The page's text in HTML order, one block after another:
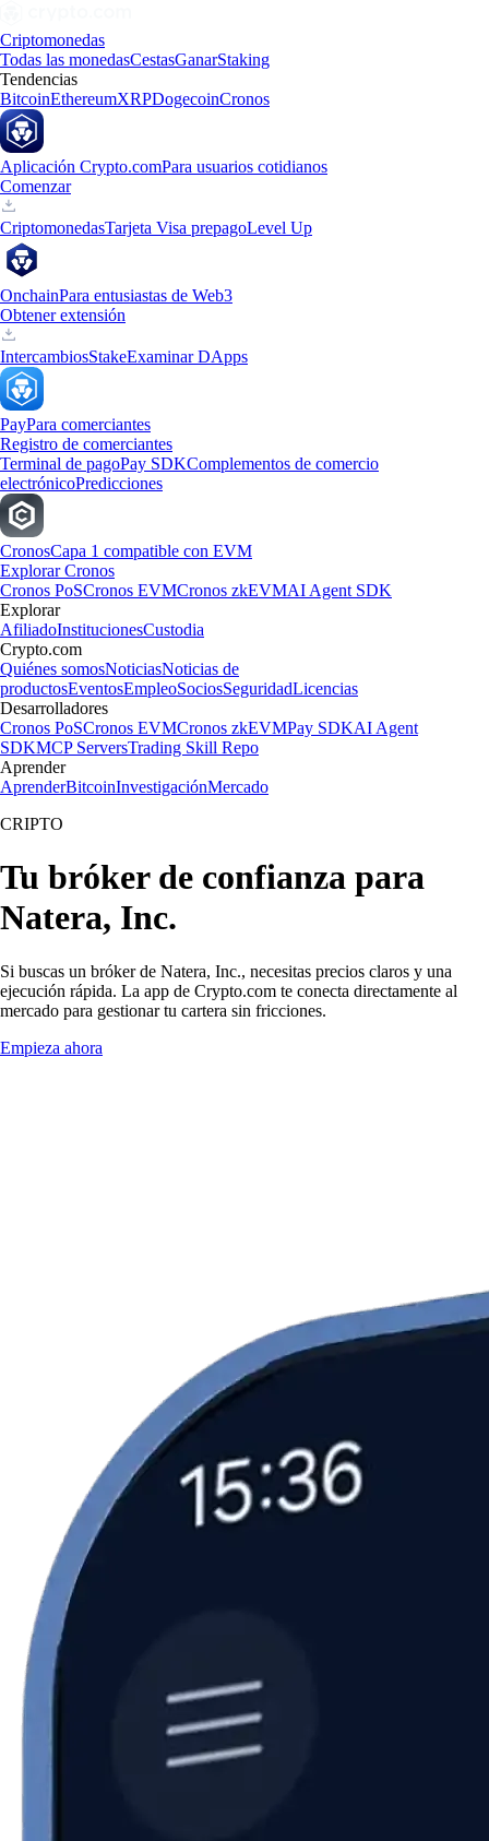
Criptomonedas
Todas las monedasCestasGanarStaking
Tendencias
BitcoinEthereumXRPDogecoinCronos
Aplicación Crypto.comPara usuarios cotidianos
Comenzar
CriptomonedasTarjeta Visa prepagoLevel Up
OnchainPara entusiastas de Web3
Obtener extensión
IntercambiosStakeExaminar DApps
PayPara comerciantes
Registro de comerciantes
Terminal de pagoPay SDKComplementos de comercio
electrónicoPredicciones
CronosCapa 1 compatible con EVM
Explorar Cronos
Cronos PoSCronos EVMCronos zkEVMAI Agent SDK
Explorar
AfiliadoInstitucionesCustodia
Crypto.com
Quiénes somosNoticiasNoticias de
productosEventosEmpleoSociosSeguridadLicencias
Desarrolladores
Cronos PoSCronos EVMCronos zkEVMPay SDKAI Agent
SDKMCP ServersTrading Skill Repo
Aprender
AprenderBitcoinInvestigaciónMercado
CRIPTO
Tu bróker de confianza para
Natera, Inc.
Si buscas un bróker de Natera, Inc., necesitas precios claros y una
ejecución rápida. La app de Crypto.com te conecta directamente al
mercado para gestionar tu cartera sin fricciones.
Empieza ahora